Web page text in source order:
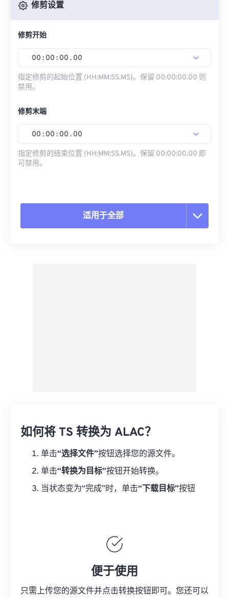
修剪设置
修剪开始
00 : 00 : 00 . 00
指定修剪的起始位置 (HH:MM:SS.MS)。保留 00:00:00.00 则
禁用。
修剪末端
00 : 00 : 00 . 00
指定修剪的结束位置 (HH:MM:SS.MS)。保留 00:00:00.00 即
可禁用。
适用于全部
如何将 TS 转换为 ALAC？
单击“选择文件”按钮选择您的源文件。
单击“转换为目标”按钮开始转换。
当状态变为“完成”时，单击“下载目标”按钮
便于使用
只需上传您的源文件并点击转换按钮即可。您还可以